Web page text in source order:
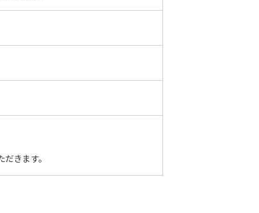
きます。